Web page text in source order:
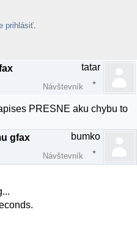
prihlásiť
tatar
Návštevník
PRESNE aku chybu to
gfax
bumko
Návštevník